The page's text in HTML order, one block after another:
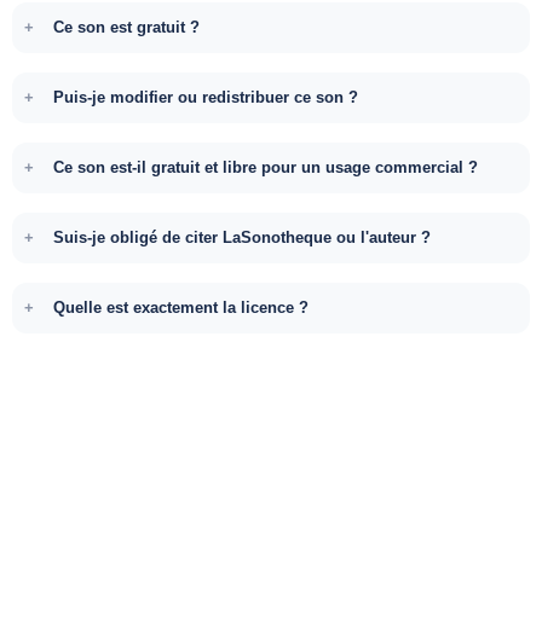
Ce son est gratuit ?
Puis-je modifier ou redistribuer ce son ?
Ce son est-il gratuit et libre pour un usage commercial ?
Suis-je obligé de citer LaSonotheque ou l'auteur ?
Quelle est exactement la licence ?